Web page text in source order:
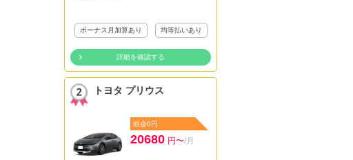
ボーナス月加算あり 均等払いあり
詳細を確認する
トヨタ プリウス
頭金0円
20680 円〜/月